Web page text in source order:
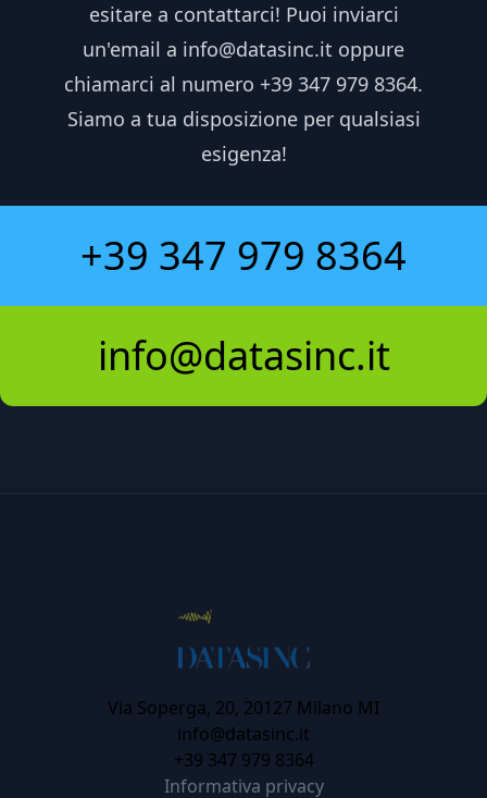
esitare a contattarci! Puoi inviarci
un'email a info@datasinc.it oppure
chiamarci al numero +39 347 979 8364.
Siamo a tua disposizione per qualsiasi
esigenza!
+39 347 979 8364
info@datasinc.it
Via Soperga, 20, 20127 Milano MI
info@datasinc.it
+39 347 979 8364
Informativa privacy